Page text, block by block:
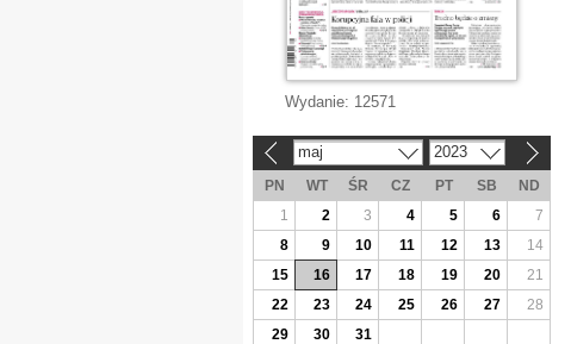
Wydanie: 12571
maj 2023
PN WT ŚR CZ PT SB
ND
1
2 3 4 5 6
7
8
9 10 11 12 13
14
15
16 17 18 19 20
21
22
23 24 25 26 27
28
29
30 31